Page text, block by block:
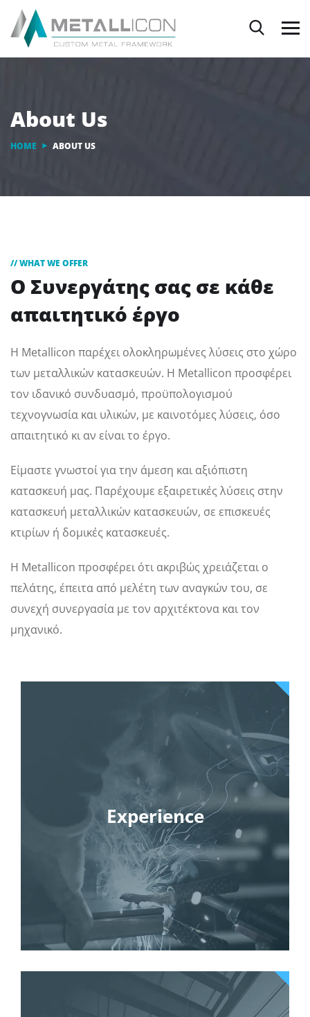
About Us
HOME ABOUT US
// WHAT WE OFFER
Ο Συνεργάτης σας σε κάθε
απαιτητικό έργο
Η Metallicon παρέχει ολοκληρωμένες λύσεις στο χώρο
των μεταλλικών κατασκευών. Η Metallicon προσφέρει
τον ιδανικό συνδυασμό, προϋπολογισμού
τεχνογνωσία και υλικών, με καινοτόμες λύσεις, όσο
απαιτητικό κι αν είναι το έργο.
Είμαστε γνωστοί για την άμεση και αξιόπιστη
κατασκευή μας. Παρέχουμε εξαιρετικές λύσεις στην
κατασκευή μεταλλικών κατασκευών, σε επισκευές
κτιρίων ή δομικές κατασκευές.
Η Metallicon προσφέρει ότι ακριβώς χρειάζεται ο
πελάτης, έπειτα από μελέτη των αναγκών του, σε
συνεχή συνεργασία με τον αρχιτέκτονα και τον
μηχανικό.
Experience